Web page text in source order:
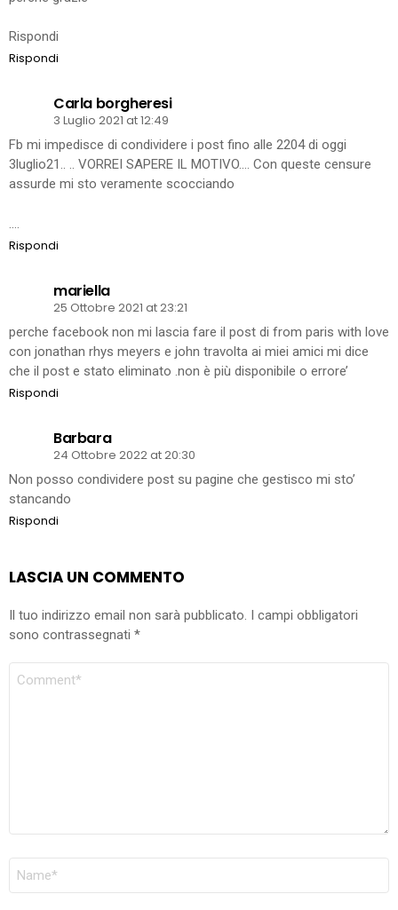
Rispondi
Rispondi
Carla borgheresi
3 Luglio 2021 at 12:49
Fb mi impedisce di condividere i post fino alle 2204 di oggi
3luglio21.. .. VORREI SAPERE IL MOTIVO…. Con queste censure
assurde mi sto veramente scocciando
Rispondi
mariella
25 Ottobre 2021 at 23:21
perche facebook non mi lascia fare il post di from paris with love
con jonathan rhys meyers e john travolta ai miei amici mi dice
che il post e stato eliminato .non è più disponibile o errore’
Rispondi
Barbara
24 Ottobre 2022 at 20:30
Non posso condividere post su pagine che gestisco mi sto’
stancando
Rispondi
LASCIA UN COMMENTO
Il tuo indirizzo email non sarà pubblicato. I campi obbligatori
sono contrassegnati *
COMMENTO
NOME